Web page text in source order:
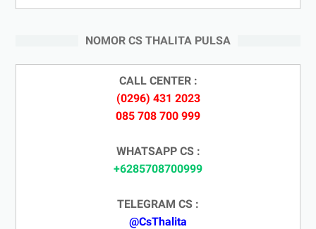
NOMOR CS THALITA PULSA
CALL CENTER :
(0296) 431 2023
085 708 700 999
WHATSAPP CS :
+6285708700999
TELEGRAM CS :
@CsThalita